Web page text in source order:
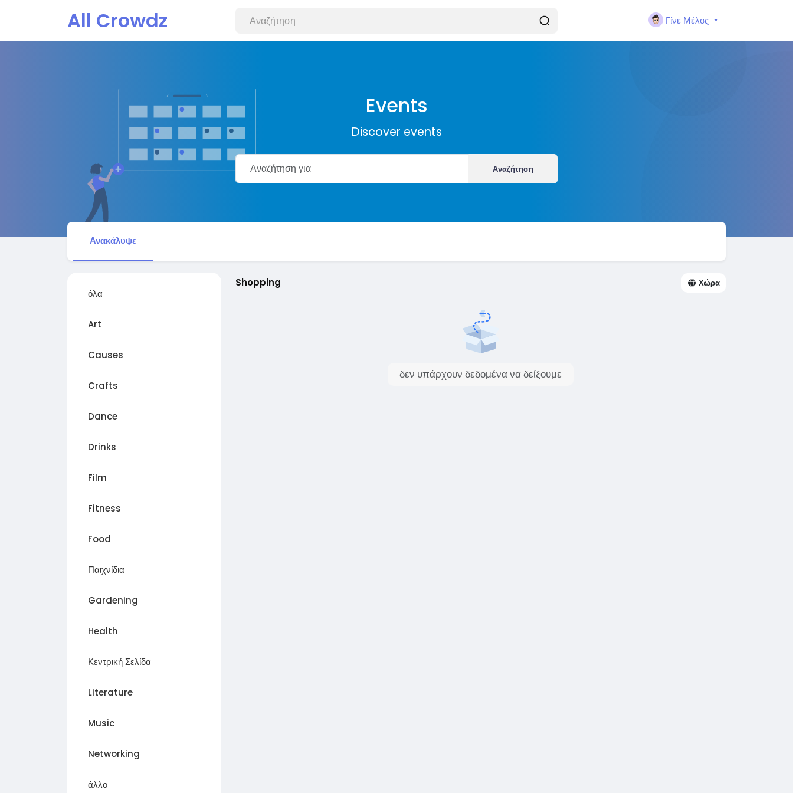
All Crowdz Γίνε Μέλος
Events
Discover events
Αναζήτηση
Ανακάλυψε
όλα
Art
Causes
Crafts
Dance
Drinks
Film
Fitness
Food
Παιχνίδια
Gardening
Health
Κεντρική Σελίδα
Literature
Music
Networking
άλλο
Shopping Χώρα
δεν υπάρχουν δεδομένα να δείξουμε